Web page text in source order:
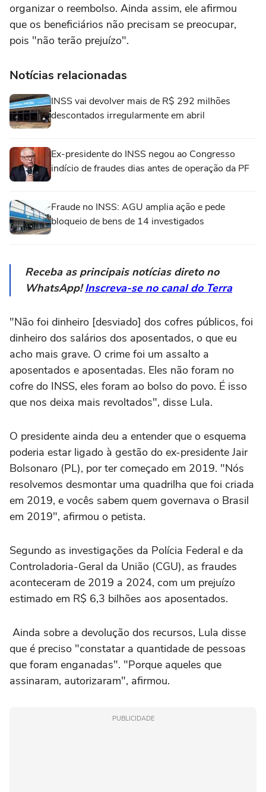
organizar o reembolso. Ainda assim, ele afirmou
que os beneficiários não precisam se preocupar,
pois "não terão prejuízo".
Notícias relacionadas
INSS vai devolver mais de R$ 292 milhões
descontados irregularmente em abril
Ex-presidente do INSS negou ao Congresso
indício de fraudes dias antes de operação da PF
Fraude no INSS: AGU amplia ação e pede
bloqueio de bens de 14 investigados
Receba as principais notícias direto no
WhatsApp!Inscreva-se no canal do Terra
"Não foi dinheiro [desviado] dos cofres públicos, foi
dinheiro dos salários dos aposentados, o que eu
acho mais grave. O crime foi um assalto a
aposentados e aposentadas. Eles não foram no
cofre do INSS, eles foram ao bolso do povo. É isso
que nos deixa mais revoltados", disse Lula.
O presidente ainda deu a entender que o esquema
poderia estar ligado à gestão do ex-presidente Jair
Bolsonaro (PL), por ter começado em 2019. "Nós
resolvemos desmontar uma quadrilha que foi criada
em 2019, e vocês sabem quem governava o Brasil
em 2019", afirmou o petista.
Segundo as investigações da Polícia Federal e da
Controladoria-Geral da União (CGU), as fraudes
aconteceram de 2019 a 2024, com um prejuízo
estimado em R$ 6,3 bilhões aos aposentados.
Ainda sobre a devolução dos recursos, Lula disse
que é preciso "constatar a quantidade de pessoas
que foram enganadas". "Porque aqueles que
assinaram, autorizaram", afirmou.
PUBLICIDADE